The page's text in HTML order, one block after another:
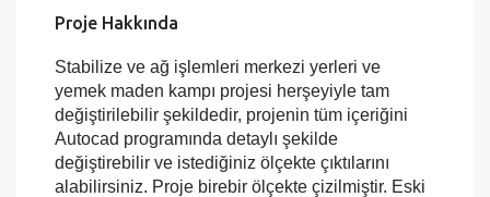
Proje Hakkında
Stabilize ve ağ işlemleri merkezi yerleri ve
yemek maden kampı projesi herşeyiyle tam
değiştirilebilir şekildedir, projenin tüm içeriğini
Autocad programında detaylı şekilde
değiştirebilir ve istediğiniz ölçekte çıktılarını
alabilirsiniz. Proje birebir ölçekte çizilmiştir. Eski